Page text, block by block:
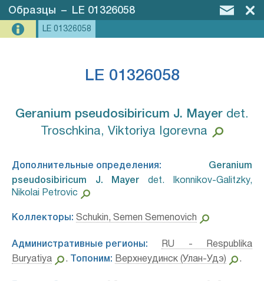
Образцы – LE 01326058
LE 01326058
LE 01326058
Geranium pseudosibiricum J. Mayer⁣ det.
Troschkina, Viktoriya Igorevna
Дополнительные определения:
Geranium
pseudosibiricum J. Mayer⁣ det. Ikonnikov-Galitzky,
Nikolai Petrovic
Коллекторы: Schukin, Semen Semenovich
Административные регионы:
RU - Respublika
Buryatiya
. Топоним: Верхнеудинск (Улан-Удэ) .